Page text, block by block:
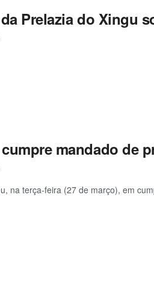
Prelazia do Xingu
mandado de
na terça-feira (27 de março), em